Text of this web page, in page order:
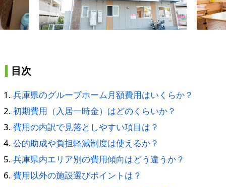
目次
兵庫県のグループホーム月額費用はいくらか？
初期費用（入居一時金）はどのくらいか？
費用の内訳で見落としやすい項目は？
公的助成や負担軽減制度は使えるか？
兵庫県内エリア別の費用傾向はどう違うか？
費用以外の施設選びポイントは？